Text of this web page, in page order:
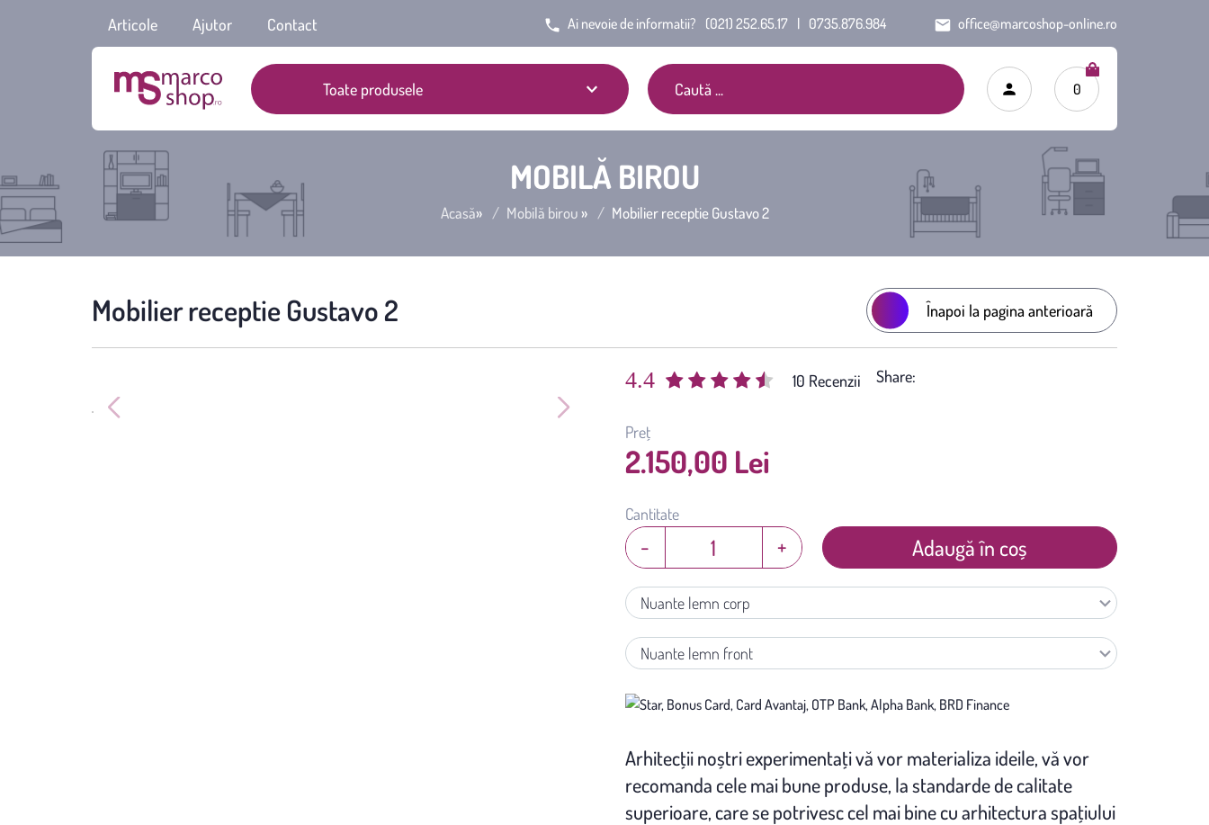
Ai nevoie de informatii? (021) 252.65.17 | 0735.876.984 office@marcoshop-online.ro
Toate produsele
Articole Ajutor Contact
0
MOBILĂ BIROU
Acasă» Mobilă birou» Mobilier receptie Gustavo 2
Înapoi la pagina anterioară
Mobilier receptie Gustavo 2
4.4 10 Share:
Preț
2.150,00 Lei
Cantitate
+
- Adaugă în coș
Nuante lemn corp
Nuante lemn front
Arhitecţii noștri experimentaţi vă vor materializa ideile, vă vor
recomanda cele mai bune produse, la standarde de calitate
superioare, care se potrivesc cel mai bine cu arhitectura spaţiului